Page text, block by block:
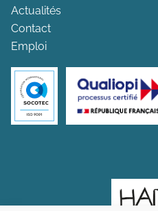
Actualités
Contact
Emploi